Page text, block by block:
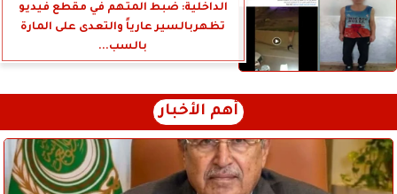
الداخلية: ضبط المتهم في مقطع فيديو
تظهربالسير عارياً والتعدى على المارة
بالسب...
أهم الأخبار